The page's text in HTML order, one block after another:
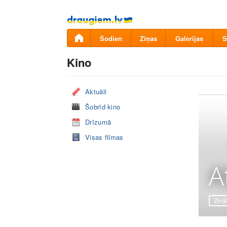
Pāriet
uz
saturu
Šodien Ziņas Galerijas
Kino
Aktuāli
Šobrīd kino
Drīzumā
Visas filmas